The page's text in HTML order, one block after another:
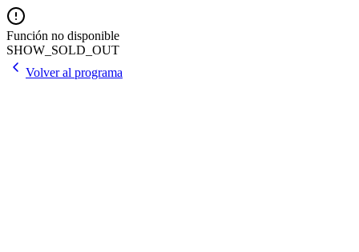
Función no disponible
SHOW_SOLD_OUT
Volver al programa